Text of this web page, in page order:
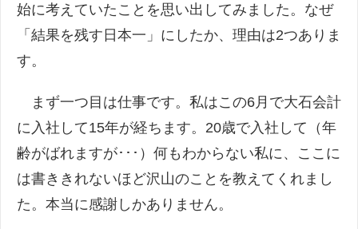
始に考えていたことを思い出してみました。なぜ
「結果を残す日本一」にしたか、理由は2つありま
す。
まず一つ目は仕事です。私はこの6月で大石会計
に入社して15年が経ちます。20歳で入社して（年
齢がばれますが･･･）何もわからない私に、ここに
は書ききれないほど沢山のことを教えてくれまし
た。本当に感謝しかありません。